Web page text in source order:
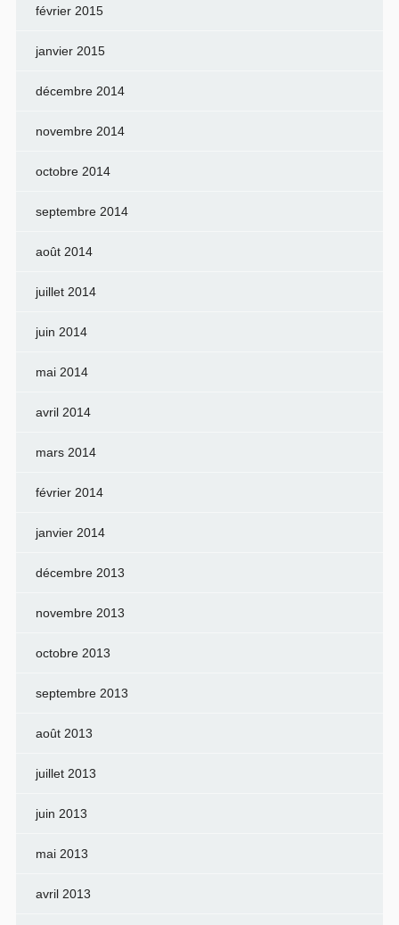
février 2015
janvier 2015
décembre 2014
novembre 2014
octobre 2014
septembre 2014
août 2014
juillet 2014
juin 2014
mai 2014
avril 2014
mars 2014
février 2014
janvier 2014
décembre 2013
novembre 2013
octobre 2013
septembre 2013
août 2013
juillet 2013
juin 2013
mai 2013
avril 2013